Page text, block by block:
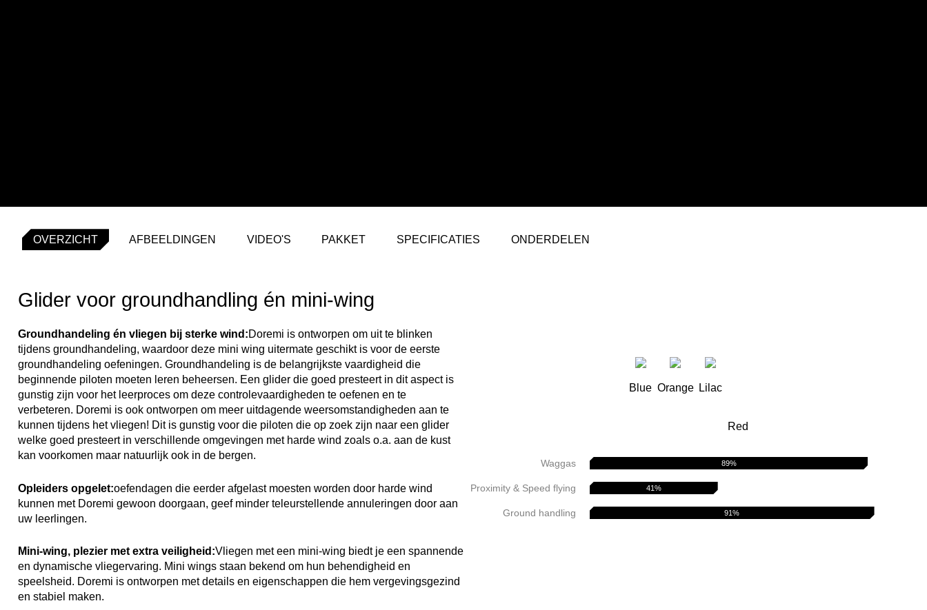
OVERZICHT AFBEELDINGEN VIDEO'S PAKKET SPECIFICATIES ONDERDELEN
Glider voor groundhandling én mini-wing
Groundhandeling én vliegen bij sterke wind:Doremi is ontworpen om uit te blinken
tijdens groundhandeling, waardoor deze mini wing uitermate geschikt is voor de eerste
groundhandeling oefeningen. Groundhandeling is de belangrijkste vaardigheid die
beginnende piloten moeten leren beheersen. Een glider die goed presteert in dit aspect is
gunstig zijn voor het leerproces om deze controlevaardigheden te oefenen en te
verbeteren. Doremi is ook ontworpen om meer uitdagende weersomstandigheden aan te
kunnen tijdens het vliegen! Dit is gunstig voor die piloten die op zoek zijn naar een glider
welke goed presteert in verschillende omgevingen met harde wind zoals o.a. aan de kust
kan voorkomen maar natuurlijk ook in de bergen.
Opleiders opgelet:oefendagen die eerder afgelast moesten worden door harde wind
kunnen met Doremi gewoon doorgaan, geef minder teleurstellende annuleringen door aan
uw leerlingen.
Mini-wing, plezier met extra veiligheid:Vliegen met een mini-wing biedt je een spannende
en dynamische vliegervaring. Mini wings staan bekend om hun behendigheid en
speelsheid. Doremi is ontworpen met details en eigenschappen die hem vergevingsgezind
en stabiel maken.
Blue Orange Lilac
Red
Waggas 89%
Proximity & Speed flying 41%
Ground handling 91%